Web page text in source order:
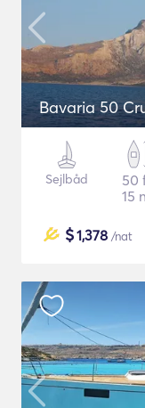
Bavaria 50
Sejlbåd
50
15
$1,378 /nat